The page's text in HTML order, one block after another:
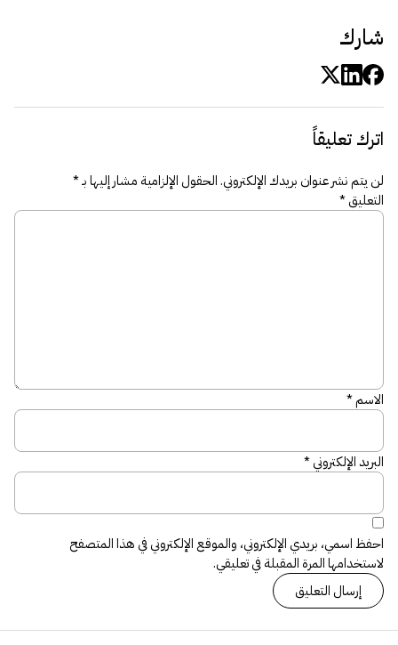
شارك
اترك تعليقاً
لن يتم نشر عنوان بريدك الإلكتروني.الحقول الإلزامية مشار إليها بـ*
التعليق*
الاسم*
البريد الإلكتروني*
احفظ اسمي، بريدي الإلكتروني، والموقع الإلكتروني في هذا المتصفح
لاستخدامها المرة المقبلة في تعليقي.